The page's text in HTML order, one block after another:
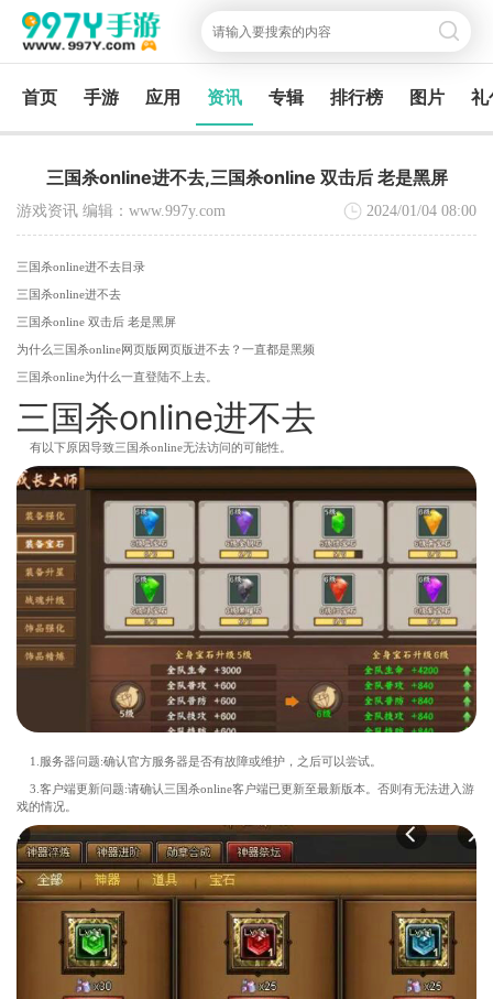
首页 手游 应用 资讯 专辑 排行榜 图片 礼
三国杀online进不去,三国杀online 双击后 老是黑屏
游戏资讯 编辑：www.997y.com 2024/01/04 08:00
三国杀online进不去目录
三国杀online进不去
三国杀online 双击后 老是黑屏
为什么三国杀online网页版网页版进不去？一直都是黑频
三国杀online为什么一直登陆不上去。
三国杀online进不去
有以下原因导致三国杀online无法访问的可能性。
1.服务器问题:确认官方服务器是否有故障或维护，之后可以尝试。
3.客户端更新问题:请确认三国杀online客户端已更新至最新版本。否则有无法进入游
戏的情况。